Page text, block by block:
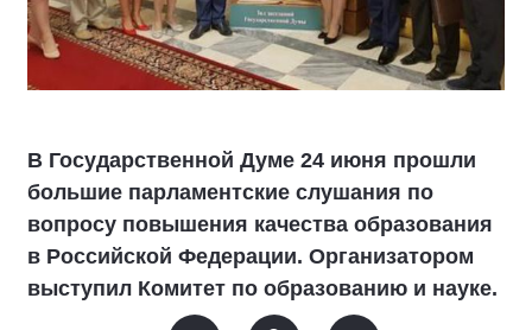
В Государственной Думе 24 июня прошли
большие парламентские слушания по
вопросу повышения качества образования
в Российской Федерации. Организатором
выступил Комитет по образованию и науке.